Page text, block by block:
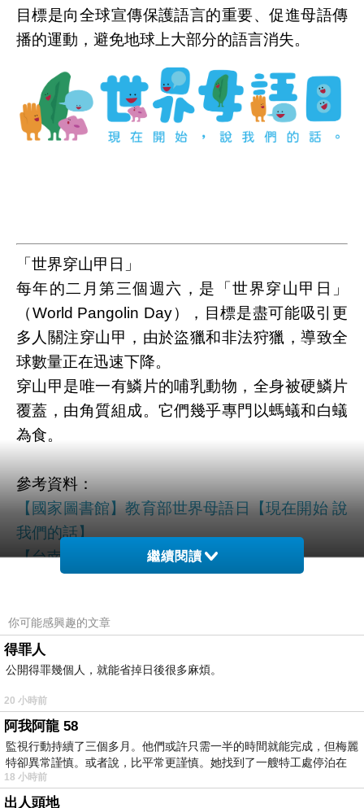
目標是向全球宣傳保護語言的重要、促進母語傳
播的運動，避免地球上大部分的語言消失。
「世界穿山甲日」
每年的二月第三個週六，是「世界穿山甲日」
（World Pangolin Day），目標是盡可能吸引更
多人關注穿山甲，由於盜獵和非法狩獵，導致全
球數量正在迅速下降。
穿山甲是唯一有鱗片的哺乳動物，全身被硬鱗片
覆蓋，由角質組成。它們幾乎專門以螞蟻和白蟻
為食。
參考資料：
【國家圖書館】教育部世界母語日【現在開始 說
我們的話】
【台南忠孝國中】221 世界母語日由來
《上一篇》
《下一篇》
繼續閱讀
你可能感興趣的文章
得罪人
公開得罪幾個人，就能省掉日後很多麻煩。
20 小時前
阿我阿龍 58
監視行動持續了三個多月。他們或許只需一半的時間就能完成，但梅麗
特卻異常謹慎。或者說，比平常更謹慎。她找到了一艘特工處停泊在
18 小時前
出人頭地